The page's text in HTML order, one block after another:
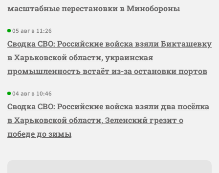
масштабные перестановки в Минобороны
05 авг в 11:26
Сводка СВО: Российские войска взяли Бикташевку
в Харьковской области, украинская
промышленность встаёт из-за остановки портов
04 авг в 10:46
Сводка СВО: Российские войска взяли два посёлка
в Харьковской области, Зеленский грезит о
победе до зимы